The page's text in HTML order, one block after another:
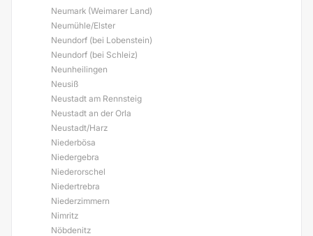
Neumark (Weimarer Land)
Neumühle/Elster
Neundorf (bei Lobenstein)
Neundorf (bei Schleiz)
Neunheilingen
Neusiß
Neustadt am Rennsteig
Neustadt an der Orla
Neustadt/Harz
Niederbösa
Niedergebra
Niederorschel
Niedertrebra
Niederzimmern
Nimritz
Nöbdenitz